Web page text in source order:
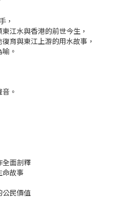
，
江水與香港的前世今生，
育與東江上游的用水故事，
。
。
全面剖釋
命故事
公民價值